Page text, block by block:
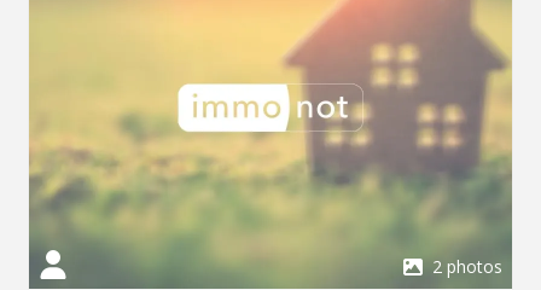
2 photos